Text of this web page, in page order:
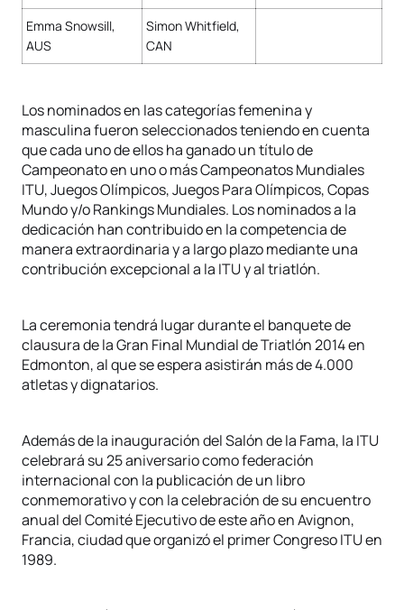
Emma Snowsill,
AUS
Simon Whitfield,
CAN
Los nominados en las categorías femenina y
masculina fueron seleccionados teniendo en cuenta
que cada uno de ellos ha ganado un título de
Campeonato en uno o más Campeonatos Mundiales
ITU, Juegos Olímpicos, Juegos Para Olímpicos, Copas
Mundo y/o Rankings Mundiales. Los nominados a la
dedicación han contribuido en la competencia de
manera extraordinaria y a largo plazo mediante una
contribución excepcional a la ITU y al triatlón.
La ceremonia tendrá lugar durante el banquete de
clausura de la Gran Final Mundial de Triatlón 2014 en
Edmonton, al que se espera asistirán más de 4.000
atletas y dignatarios.
Además de la inauguración del Salón de la Fama, la ITU
celebrará su 25 aniversario como federación
internacional con la publicación de un libro
conmemorativo y con la celebración de su encuentro
anual del Comité Ejecutivo de este año en Avignon,
Francia, ciudad que organizó el primer Congreso ITU en
1989.